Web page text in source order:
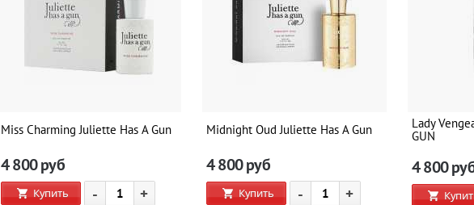
Miss Charming Juliette Has A Gun
4 800руб
Купить - +
Midnight Oud Juliette Has A Gun
4 800руб
Купить - +
Lady
GUN
4 800